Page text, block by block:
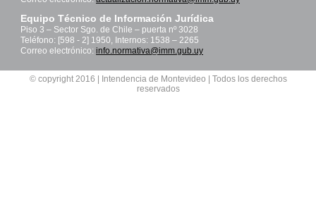
Equipo Técnico de Información Jurídica
Piso 3 – Sector Sgo. de Chile – puerta nº 3028
Teléfono: [598 - 2] 1950, Internos: 1538 – 2265
Correo electrónico: info.normativa@imm.gub.uy
© copyright 2016 | Intendencia de Montevideo | Todos los derechos
reservados